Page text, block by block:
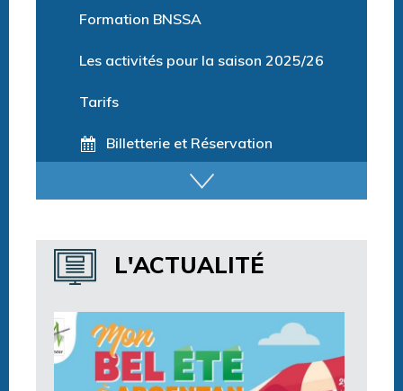
Billetterie et Réservation
Horaires centre aquatique
L'ACTUALITÉ